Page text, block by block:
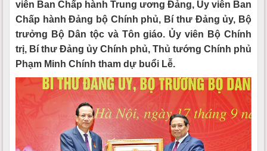
viên Ban Chấp hành Trung ương Đảng, Ủy viên Ban
Chấp hành Đảng bộ Chính phủ, Bí thư Đảng ủy, Bộ
trưởng Bộ Dân tộc và Tôn giáo. Ủy viên Bộ Chính
trị, Bí thư Đảng ủy Chính phủ, Thủ tướng Chính phủ
Phạm Minh Chính tham dự buổi Lễ.